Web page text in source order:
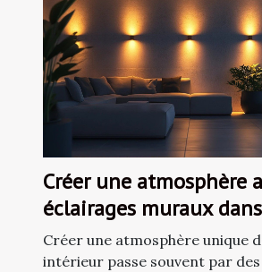
Créer une atmosphère
éclairages muraux
espaces de vie
Créer une atmosphère unique
intérieur passe souvent par